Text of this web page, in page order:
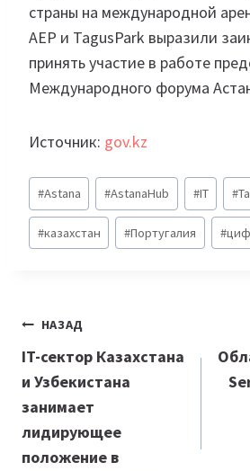
страны на международной
AEP и TagusPark выразили
принять участие в работе
Международного форума
Источник: gov.kz
Метки
записи:
#Astana #AstanaHub #IT #
#казахстан #Португалия #
Навигация
по
записям
НАЗАД
IT-сектор Казахстана
и Узбекистана
занимает
лидирующее
положение в